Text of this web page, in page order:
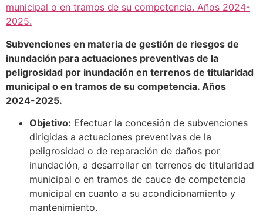
municipal o en tramos de su competencia. Años 2024-
2025.
Subvenciones en materia de gestión de riesgos de
inundación para actuaciones preventivas de la
peligrosidad por inundación en terrenos de titularidad
municipal o en tramos de su competencia. Años
2024-2025.
Objetivo: Efectuar la concesión de subvenciones
dirigidas a actuaciones preventivas de la
peligrosidad o de reparación de daños por
inundación, a desarrollar en terrenos de titularidad
municipal o en tramos de cauce de competencia
municipal en cuanto a su acondicionamiento y
mantenimiento.